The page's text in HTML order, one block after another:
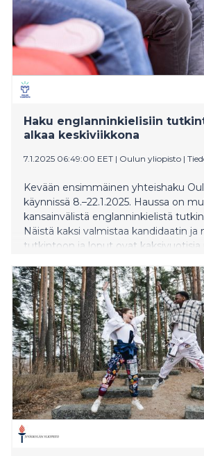
Haku englanninkielisiin
alkaa keskiviikkona
7.1.2025 06:49:00 EET | Oulun yliopisto |
Kevään ensimmäinen yhteishaku
käynnissä 8.–22.1.2025. Haussa on
kansainvälistä englanninkielistä
Näistä kaksi valmistaa kandidaatin ja
tutkintoon ja loput ovat kaksivuotisia